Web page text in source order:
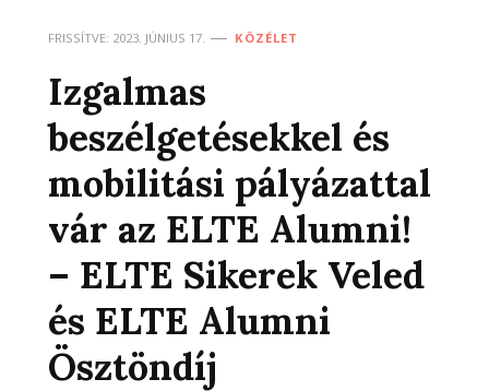
FRISSÍTVE: 2023. JÚNIUS 17. KÖZÉLET
Izgalmas
beszélgetésekkel és
mobilitási pályázattal
vár az ELTE Alumni!
– ELTE Sikerek Veled
és ELTE Alumni
Ösztöndíj